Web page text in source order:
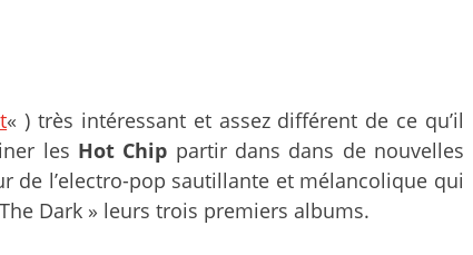
« ) très intéressant et assez différent de ce qu’il
les Hot Chip partir dans dans de nouvelles
l’electro-pop sautillante et mélancolique qui
Dark » leurs trois premiers albums.